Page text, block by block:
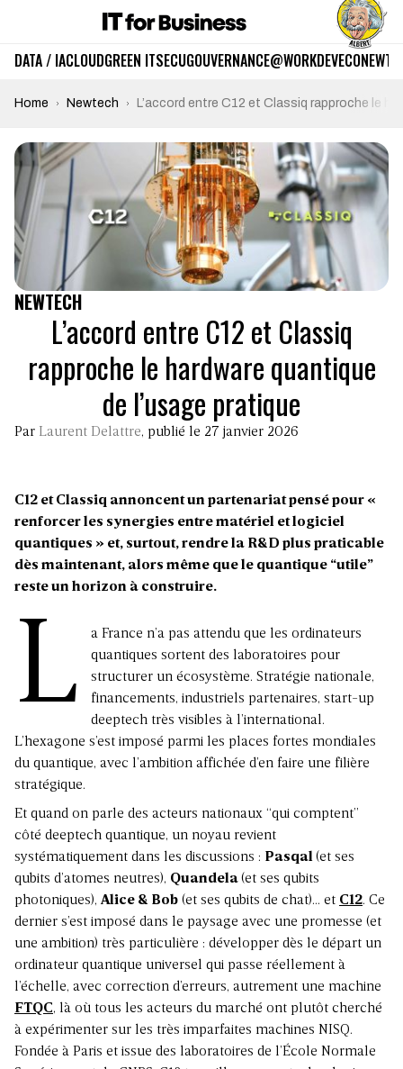
DATA / IACLOUDGREEN ITSECUGOUVERNANCE@WORKDEVECO
Home Newtech L’accord entre C12 et Classiq rapproche le
NEWTECH
L’accord entre C12 et Classiq
rapproche le hardware quantique
de l’usage pratique
Par Laurent Delattre, publié le 27 janvier 2026
C12 et Classiq annoncent un partenariat pensé pour «
renforcer les synergies entre matériel et logiciel
quantiques » et, surtout, rendre la R&D plus praticable
dès maintenant, alors même que le quantique “utile”
reste un horizon à construire.
L
a France n’a pas attendu que les ordinateurs
quantiques sortent des laboratoires pour
structurer un écosystème. Stratégie nationale,
financements, industriels partenaires, start-up
deeptech très visibles à l’international.
L’hexagone s’est imposé parmi les places fortes mondiales
du quantique, avec l’ambition affichée d’en faire une filière
stratégique.
Et quand on parle des acteurs nationaux “qui comptent”
côté deeptech quantique, un noyau revient
systématiquement dans les discussions : Pasqal(et ses
qubits d’atomes neutres), Quandela(et ses qubits
photoniques), Alice & Bob (et ses qubits de chat)… et C12. Ce
dernier s’est imposé dans le paysage avec une promesse (et
une ambition) très particulière : développer dès le départ un
ordinateur quantique universel qui passe réellement à
l’échelle, avec correction d’erreurs, autrement une machine
FTQC, là où tous les acteurs du marché ont plutôt cherché
à expérimenter sur les très imparfaites machines NISQ.
Fondée à Paris et issue des laboratoires de l’École Normale